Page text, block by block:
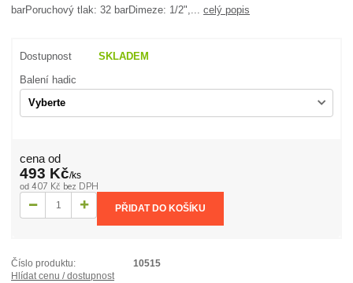
barPoruchový tlak: 32 barDimeze: 1/2",...celý popis
Dostupnost SKLADEM
Balení hadic
cena od
493 Kč/ks
od407 Kč bez DPH
PŘIDAT DO KOŠÍKU
Číslo produktu:
10515
Hlídat cenu / dostupnost